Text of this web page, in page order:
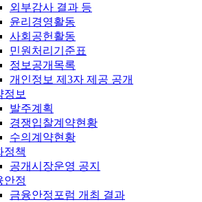
외부감사 결과 등
윤리경영활동
사회공헌활동
민원처리기준표
정보공개목록
개인정보 제3자 제공 공개
정보
발주계획
경쟁입찰계약현황
수의계약현황
정책
공개시장운영 공지
안정
금융안정포럼 개최 결과